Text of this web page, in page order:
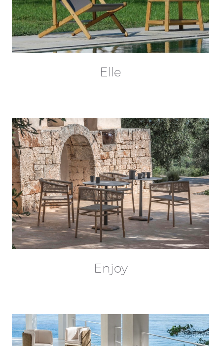
Elle
Enjoy